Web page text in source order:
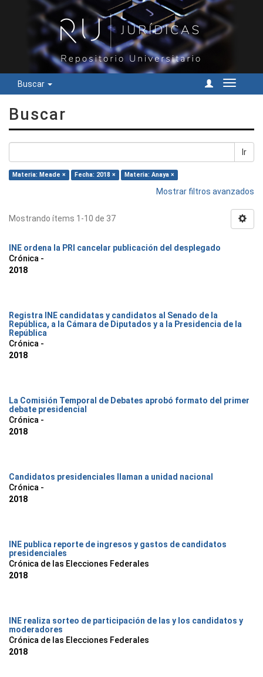
Buscar
Cambiar
Buscar
Ir
Materia: Meade × Fecha: 2018 × Materia: Anaya ×
Mostrar filtros avanzados
Mostrando ítems 1-10 de 37
INE ordena la PRI cancelar publicación del desplegado
Crónica -
2018
Registra INE candidatas y candidatos al Senado de la
República, a la Cámara de Diputados y a la Presidencia de la
República
Crónica -
2018
La Comisión Temporal de Debates aprobó formato del primer
debate presidencial
Crónica -
2018
Candidatos presidenciales llaman a unidad nacional
Crónica -
2018
INE publica reporte de ingresos y gastos de candidatos
presidenciales
Crónica de las Elecciones Federales
2018
INE realiza sorteo de participación de las y los candidatos y
moderadores
Crónica de las Elecciones Federales
2018